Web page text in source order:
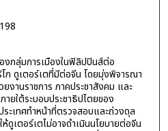
กลุ่มการเมืองในฟิลิปปินส์ต่อ
ก ดูเตอร์เตที่มีต่อจีน โดยมุ่งพิจารณา
งานราชการ ภาคประชาสังคม และ
ยใต้ระบอบประชาธิปไตยของ
ะเทศทำหน้าที่ตรวจสอบและถ่วงดุล
เตอร์เตไม่อาจดำเนินนโยบายต่อจีน